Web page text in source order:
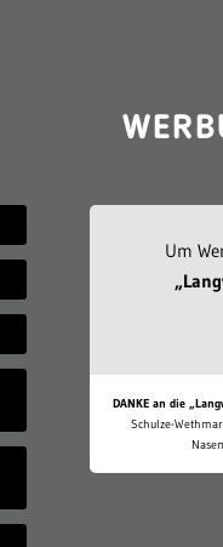
Um
DANKE an die
Schulze-